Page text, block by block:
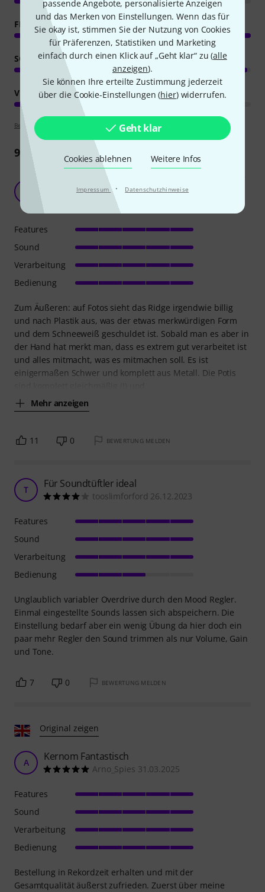
passende Angebote, personalisierte Anzeigen
und das Merken von Einstellungen. Wenn das für
Sie okay ist, stimmen Sie der Nutzung von Cookies
für Präferenzen, Statistiken und Marketing
einfach durch einen Klick auf „Geht klar“ zu (alle
anzeigen).
Sie können Ihre erteilte Zustimmung jederzeit
über die Cookie-Einstellungen (hier) widerrufen.
Geht klar
Cookies ablehnen Weitere Infos
Impressum · Datenschutzhinweise
FEATURES
SOUND
VERARBEITUNG
Bewertungsrichtlinien
9Rezensionen
Unfassbar vielseitiger Overdrive, aber nichts für
härtere Styles
BeiGelbBremser 08.04.2024
Zum Äußeren: auf Fotos sieht das Ridge irgendwie billig
und nach Plastik aus, was der etwas merkwürdigen Form
und dem Schneeweiß geschuldet ist. Sobald man es aber in
der Hand hat merkt man, dass es extrem gut verarbeitet ist
und alles mitmacht, was es mitmachen soll. Es ist
einigermaßen Schwer und komplett aus Metall. Die Potis
Mehr anzeigen
Features
Sound
Verarbeitung
Bedienung
11 0 BEWERTUNG MELDEN
T Für Soundtüftler ideal
tooslimforford 26.12.2023
Unglaublich variabler Overdrive durch den Mood Regler.
Einmal eingestellte Sounds lassen sich abspeichern. Die
Einstellung bedarf aber ein wenig Übung da hier doch ein
paar mehr Regler den Sound trimmen als nur Volume, Gain
und Tone.
Features
Sound
Verarbeitung
Bedienung
7 0 BEWERTUNG MELDEN
Original zeigen
A Kernom Fantastisch
Arno_Spies 31.03.2025
Bestellung in Rekordzeit erhalten und mit der
Gesamtqualität äußerst zufrieden. Zuerst über meine
Features
Sound
Verarbeitung
Bedienung